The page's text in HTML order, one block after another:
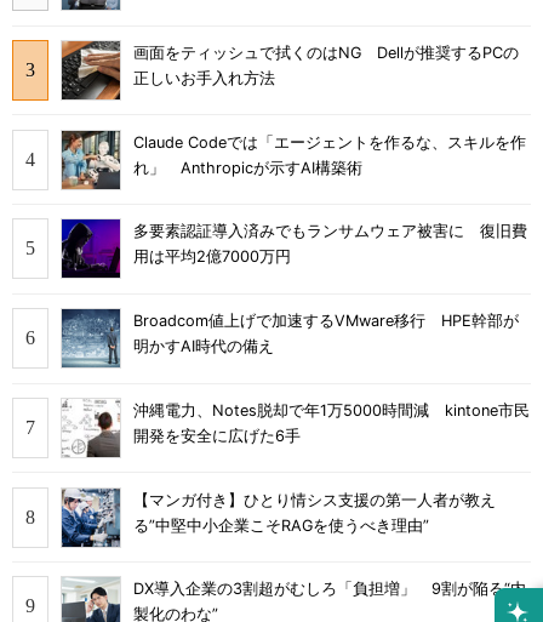
画面をティッシュで拭くのはNG Dellが推奨するPCの
正しいお手入れ方法
Claude Codeでは「エージェントを作るな、スキルを作
れ」 Anthropicが示すAI構築術
多要素認証導入済みでもランサムウェア被害に 復旧費
用は平均2億7000万円
Broadcom値上げで加速するVMware移行 HPE幹部が
明かすAI時代の備え
沖縄電力、Notes脱却で年1万5000時間減 kintone市民
開発を安全に広げた6手
【マンガ付き】ひとり情シス支援の第一人者が教え
る”中堅中小企業こそRAGを使うべき理由”
DX導入企業の3割超がむしろ「負担増」 9割が陥る“内
製化のわな”